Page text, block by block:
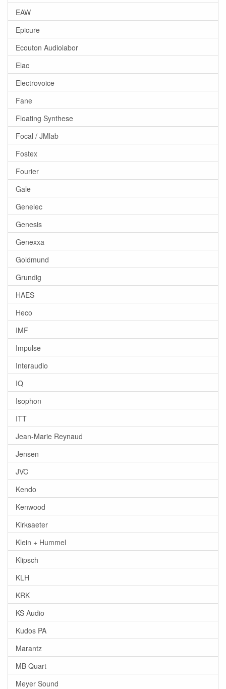
EAW
Epicure
Ecouton Audiolabor
Elac
Electrovoice
Fane
Floating Synthese
Focal / JMlab
Fostex
Fourier
Gale
Genelec
Genesis
Genexxa
Goldmund
Grundig
HAES
Heco
IMF
Impulse
Interaudio
IQ
Isophon
ITT
Jean-Marie Reynaud
Jensen
JVC
Kendo
Kenwood
Kirksaeter
Klein + Hummel
Klipsch
KLH
KRK
KS Audio
Kudos PA
Marantz
MB Quart
Meyer Sound